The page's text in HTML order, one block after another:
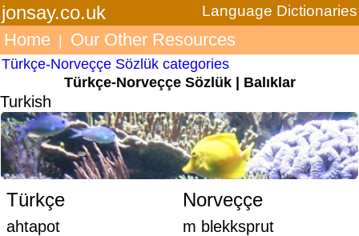
jonsay.co.uk Language Dictionaries
Home Our Other Resources
Türkçe-Norveççe Sözlük categories
Türkçe-Norveççe Sözlük | Balıklar
Turkish
Türkçe Norveççe
ahtapot
m blekksprut